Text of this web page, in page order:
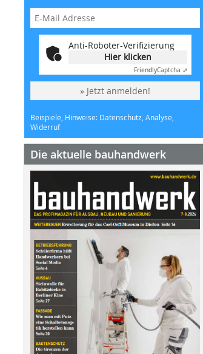
Anti-Roboter-Verifizierung
Hier klicken
FriendlyCaptcha ⇗
» Jetzt anmelden!
Beispiele, Hinweise: Datenschutz, Analyse,
Widerruf
Die aktuelle bauhandwerk